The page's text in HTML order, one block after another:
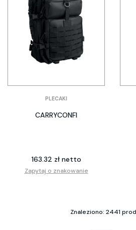
PLECAKI
CARRYCONFI
163.32 zł netto
Zapytaj o znakowanie
Znaleziono: 2441